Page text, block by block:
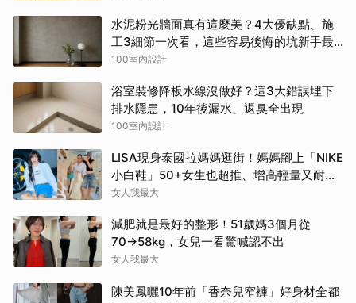
水泥粉光牆面真有這麼美？4大優缺點、施
工3細節一次看，這些容易後悔的坑新手最
常踩
100室內設計
浴室裝修降板水線沒做好？這3大錯誤埋下
排水隱患，10年後漏水、返臭全出現
100室內設計
LISA現身泰國拉媽媽逛街！媽媽腳上「NIKE
小白鞋」50+女生也超推、增高輕量又耐
走！
女人我最大
減肥就是最好的整形！51歲媽3個月從
70→58kg，女兒一看驚喊認不出
女人我最大
陳美鳳曬10年前「香奈兒窄褲」好身材全都